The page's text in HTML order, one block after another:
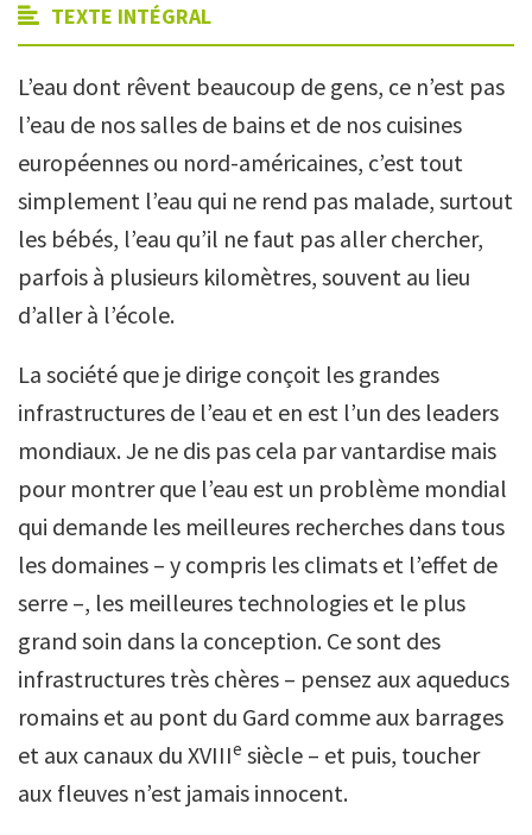
TEXTE INTÉGRAL
L’eau dont rêvent beaucoup de gens, ce n’est pas
l’eau de nos salles de bains et de nos cuisines
européennes ou nord-américaines, c’est tout
simplement l’eau qui ne rend pas malade, surtout
les bébés, l’eau qu’il ne faut pas aller chercher,
parfois à plusieurs kilomètres, souvent au lieu
d’aller à l’école.
La société que je dirige conçoit les grandes
infrastructures de l’eau et en est l’un des leaders
mondiaux. Je ne dis pas cela par vantardise mais
pour montrer que l’eau est un problème mondial
qui demande les meilleures recherches dans tous
les domaines – y compris les climats et l’effet de
serre –, les meilleures technologies et le plus
grand soin dans la conception. Ce sont des
infrastructures très chères – pensez aux aqueducs
romains et au pont du Gard comme aux barrages
et aux canaux du XVIIIe siècle – et puis, toucher
aux fleuves n’est jamais innocent.